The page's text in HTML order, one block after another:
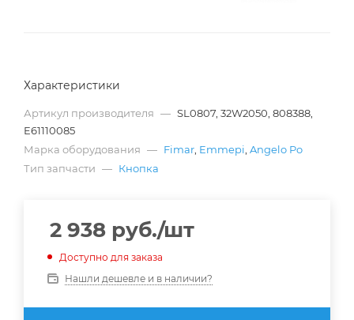
Характеристики
Артикул производителя — SL0807, 32W2050, 808388,
E61110085
Марка оборудования — Fimar Emmepi Angelo Po
Тип запчасти — Кнопка
2 938 руб./шт
Доступно для заказа
Нашли дешевле и в наличии?